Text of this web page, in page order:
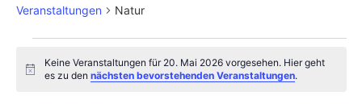
Veranstaltungen Natur
Hinweis
Keine Veranstaltungen für 20. Mai 2026 vorgesehen. Hier geht
es zu dennächsten bevorstehenden Veranstaltungen.